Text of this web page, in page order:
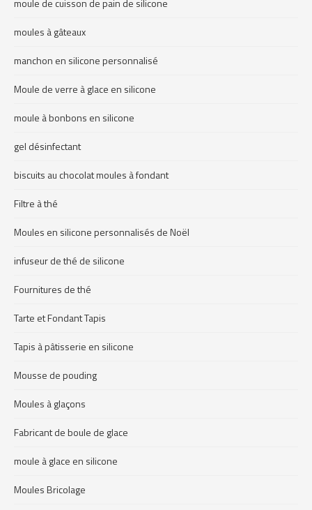
moule de cuisson de pain de silicone
moules à gâteaux
manchon en silicone personnalisé
Moule de verre à glace en silicone
moule à bonbons en silicone
gel désinfectant
biscuits au chocolat moules à fondant
Filtre à thé
Moules en silicone personnalisés de Noël
infuseur de thé de silicone
Fournitures de thé
Tarte et Fondant Tapis
Tapis à pâtisserie en silicone
Mousse de pouding
Moules à glaçons
Fabricant de boule de glace
moule à glace en silicone
Moules Bricolage